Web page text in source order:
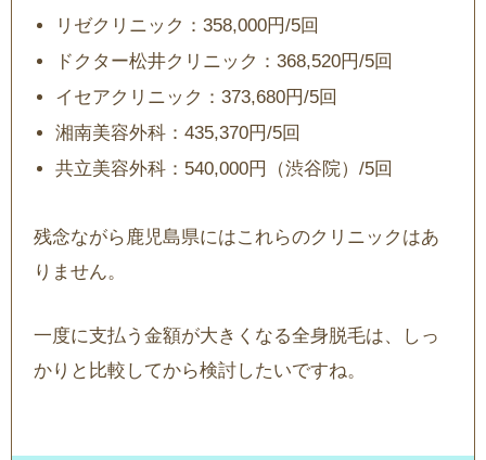
リゼクリニック：358,000円/5回
ドクター松井クリニック：368,520円/5回
イセアクリニック：373,680円/5回
湘南美容外科：435,370円/5回
共立美容外科：540,000円（渋谷院）/5回
残念ながら鹿児島県にはこれらのクリニックはあ
りません。
一度に支払う金額が大きくなる全身脱毛は、しっ
かりと比較してから検討したいですね。